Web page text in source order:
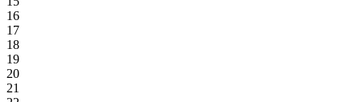
16
17
18
19
20
21